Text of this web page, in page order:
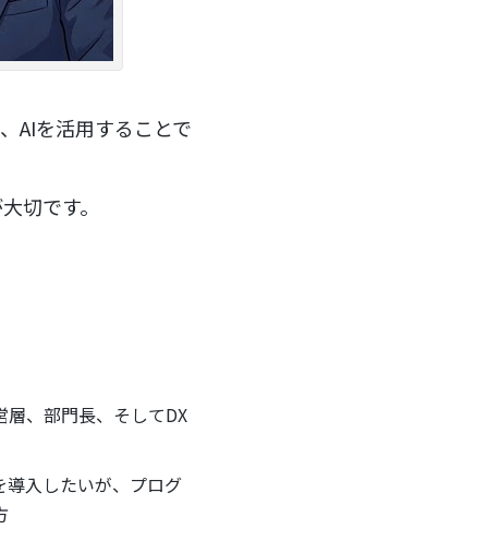
AIを活用することで
切です。
、部門長、そしてDX
入したいが、プログ